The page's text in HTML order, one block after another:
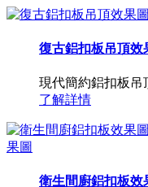
復古鋁扣板吊頂效
現代簡約鋁扣板吊
了解詳情
衛生間廚鋁扣板效